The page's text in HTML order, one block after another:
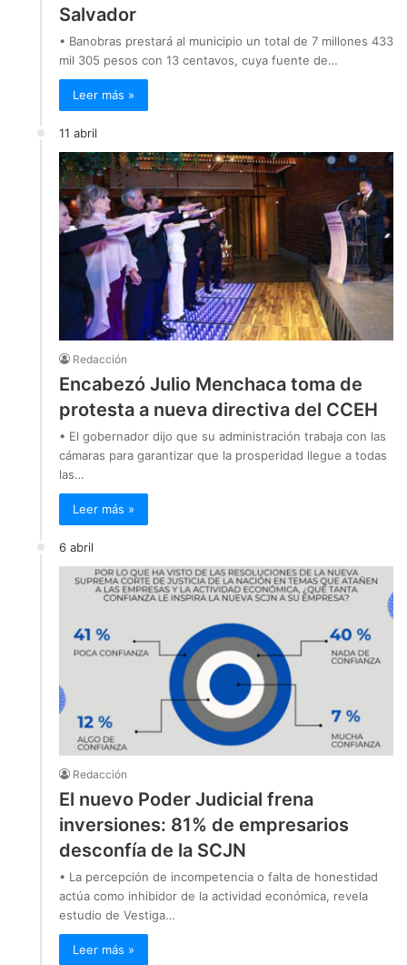
Salvador
• Banobras prestará al municipio un total de 7 millones 433
mil 305 pesos con 13 centavos, cuya fuente de…
Leer más »
11 abril
Redacción
Encabezó Julio Menchaca toma de
protesta a nueva directiva del CCEH
• El gobernador dijo que su administración trabaja con las
cámaras para garantizar que la prosperidad llegue a todas
las…
Leer más »
6 abril
Redacción
El nuevo Poder Judicial frena
inversiones: 81% de empresarios
desconfía de la SCJN
• La percepción de incompetencia o falta de honestidad
actúa como inhibidor de la actividad económica, revela
estudio de Vestiga…
Leer más »